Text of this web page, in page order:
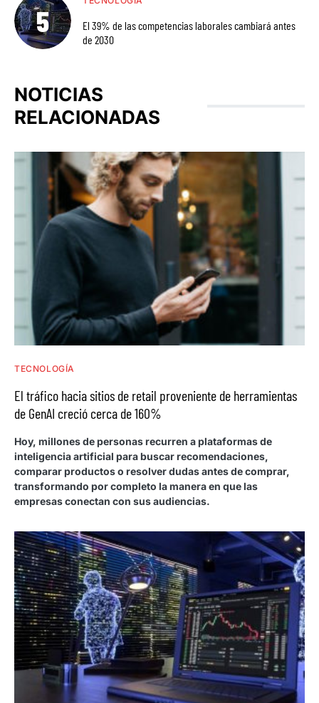
El 39% de las competencias laborales cambiará antes
de 2030
NOTICIAS
RELACIONADAS
TECNOLOGÍA
El tráfico hacia sitios de retail proveniente de herramientas
de GenAI creció cerca de 160%
Hoy, millones de personas recurren a plataformas de
inteligencia artificial para buscar recomendaciones,
comparar productos o resolver dudas antes de comprar,
transformando por completo la manera en que las
empresas conectan con sus audiencias.